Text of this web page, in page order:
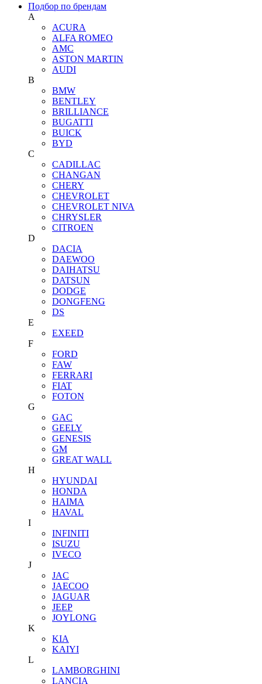
Подбор по брендам
A
ACURA
ALFA ROMEO
AMC
ASTON MARTIN
AUDI
B
BMW
BENTLEY
BRILLIANCE
BUGATTI
BUICK
BYD
C
CADILLAC
CHANGAN
CHERY
CHEVROLET
CHEVROLET NIVA
CHRYSLER
CITROEN
D
DACIA
DAEWOO
DAIHATSU
DATSUN
DODGE
DONGFENG
DS
E
EXEED
F
FORD
FAW
FERRARI
FIAT
FOTON
G
GAC
GEELY
GENESIS
GM
GREAT WALL
H
HYUNDAI
HONDA
HAIMA
HAVAL
I
INFINITI
ISUZU
IVECO
J
JAC
JAECOO
JAGUAR
JEEP
JOYLONG
K
KIA
KAIYI
L
LAMBORGHINI
LANCIA